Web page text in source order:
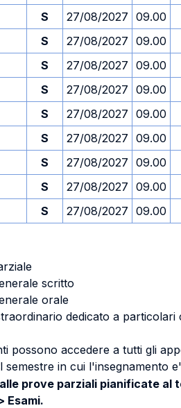
S 27/08/2027 09.00
S 27/08/2027 09.00
S 27/08/2027 09.00
S 27/08/2027 09.00
S 27/08/2027 09.00
S 27/08/2027 09.00
S 27/08/2027 09.00
S 27/08/2027 09.00
S 27/08/2027 09.00
scritto
orale
dedicato a particolari
possono accedere a tutti gli
semestre in cui l'insegnamento
prove parziali pianificate al
Esami.